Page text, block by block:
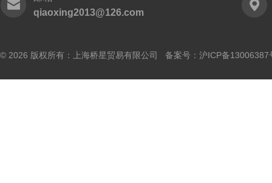
qiaoxing2013@126.com
© 2026 版权所有：上海桥星贸易有限公司 备案号： 沪ICP备13006387